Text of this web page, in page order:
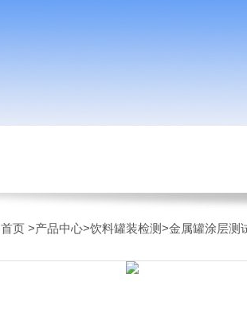
首页 >产品中心>饮料罐装检测>金属罐涂层测